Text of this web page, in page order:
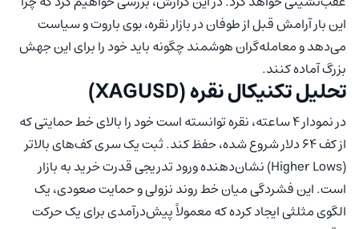
این بار آرامش قبل از طوفان در بازار نقره، بوی باروت و سیاست
می‌دهد و معامله‌گران هوشمند چگونه باید خود را برای این جهش
بزرگ آماده کنند.
تحلیل تکنیکال نقره (XAGUSD)
در نمودار ۴ ساعته، نقره توانسته است خود را بالای خط حمایتی که
از کف ۶۴ دلار شروع شده، حفظ کند. ثبت یک سری کف‌های بالاتر
(Higher Lows) نشان‌دهنده ورود تدریجی قدرت خرید به بازار
است. این فشردگی میان خط روند نزولی و حمایت صعودی، یک
الگوی مثلثی ایجاد کرده که معمولاً پیش‌درآمدی برای یک حرکت